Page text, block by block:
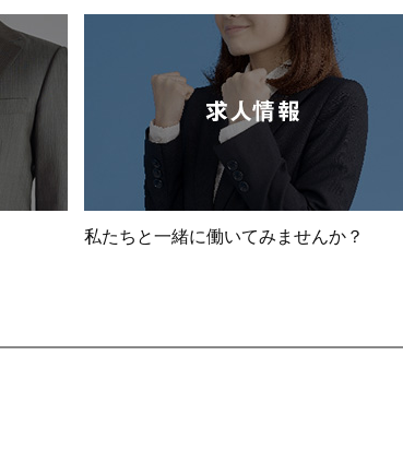
私たちと一緒に働いてみませんか？